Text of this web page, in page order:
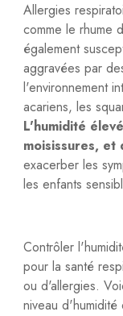
Allergies
comme le rhume
également
aggravées par
l'environnement
acariens, les
L'humidité
moisissures, et
exacerber les
les enfants
Contrôler
pour la santé
ou d'allergies.
niveau d'humidité